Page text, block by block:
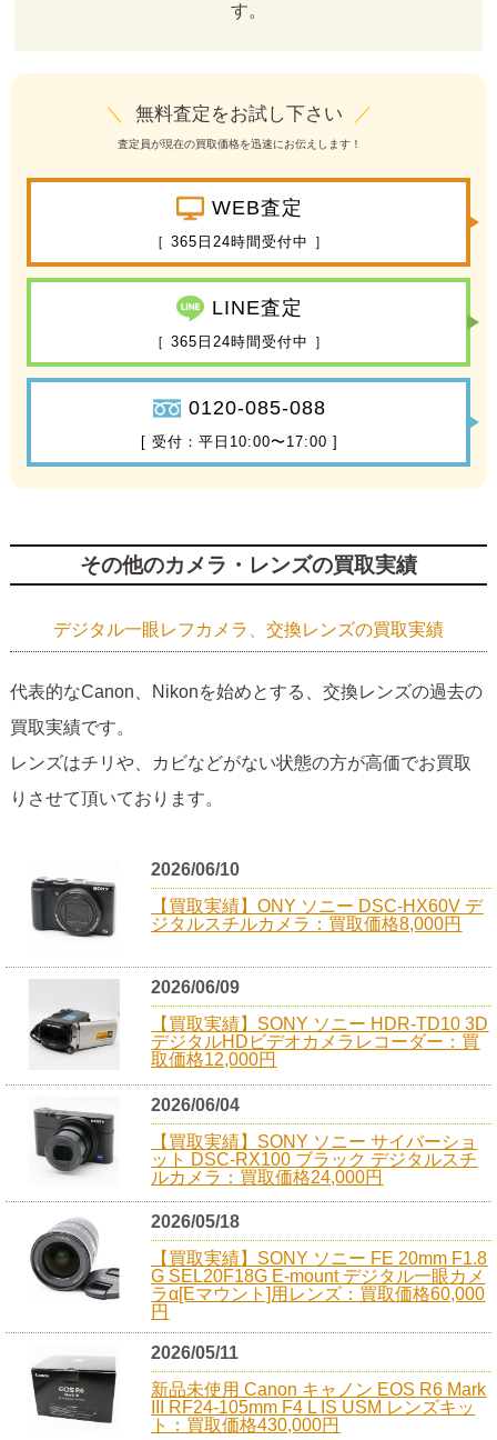
す。
＼ 無料査定をお試し下さい ／
査定員が現在の買取価格を迅速にお伝えします！
WEB査定
［ 365日24時間受付中 ］
LINE査定
［ 365日24時間受付中 ］
0120-085-088
[ 受付：平日10:00〜17:00 ]
その他のカメラ・レンズの買取実績
デジタル一眼レフカメラ、交換レンズの買取実績
代表的なCanon、Nikonを始めとする、交換レンズの過去の
買取実績です。
レンズはチリや、カビなどがない状態の方が高価でお買取
りさせて頂いております。
2026/06/10
【買取実績】ONY ソニー DSC-HX60V デ
ジタルスチルカメラ：買取価格8,000円
2026/06/09
【買取実績】SONY ソニー HDR-TD10 3D
デジタルHDビデオカメラレコーダー：買
取価格12,000円
2026/06/04
【買取実績】SONY ソニー サイバーショ
ット DSC-RX100 ブラック デジタルスチ
ルカメラ：買取価格24,000円
2026/05/18
【買取実績】SONY ソニー FE 20mm F1.8
G SEL20F18G E-mount デジタル一眼カメ
ラα[Eマウント]用レンズ：買取価格60,000
円
2026/05/11
新品未使用 Canon キャノン EOS R6 Mark
III RF24-105mm F4 L IS USM レンズキッ
ト：買取価格430,000円